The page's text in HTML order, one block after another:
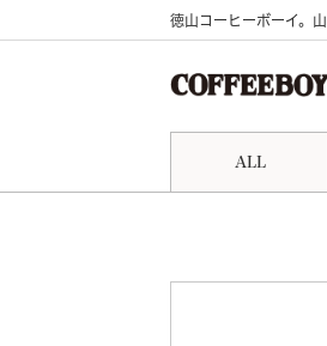
徳山コーヒーボーイ。
ALL